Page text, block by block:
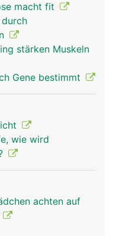
macht fit
stärken Muskeln
Gene bestimmt
wie wird
achten auf